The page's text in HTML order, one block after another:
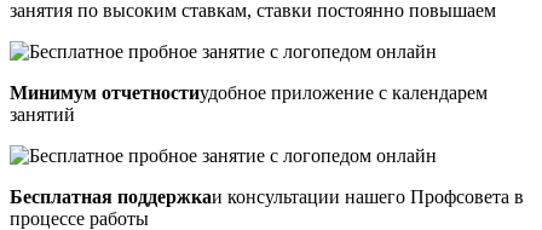
занятия по высоким ставкам, ставки постоянно повышаем
Минимум отчетностиудобное приложение с календарем
занятий
Бесплатная поддержкаи консультации нашего Профсовета в
процессе работы